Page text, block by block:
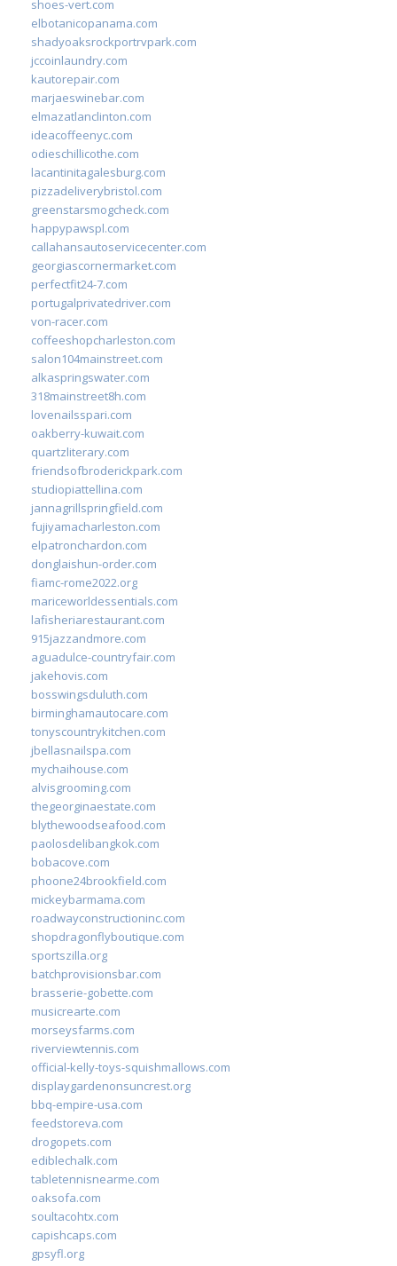
shoes-vert.com
elbotanicopanama.com
shadyoaksrockportrvpark.com
jccoinlaundry.com
kautorepair.com
marjaeswinebar.com
elmazatlanclinton.com
ideacoffeenyc.com
odieschillicothe.com
lacantinitagalesburg.com
pizzadeliverybristol.com
greenstarsmogcheck.com
happypawspl.com
callahansautoservicecenter.com
georgiascornermarket.com
perfectfit24-7.com
portugalprivatedriver.com
von-racer.com
coffeeshopcharleston.com
salon104mainstreet.com
alkaspringswater.com
318mainstreet8h.com
lovenailsspari.com
oakberry-kuwait.com
quartzliterary.com
friendsofbroderickpark.com
studiopiattellina.com
jannagrillspringfield.com
fujiyamacharleston.com
elpatronchardon.com
donglaishun-order.com
fiamc-rome2022.org
mariceworldessentials.com
lafisheriarestaurant.com
915jazzandmore.com
aguadulce-countryfair.com
jakehovis.com
bosswingsduluth.com
birminghamautocare.com
tonyscountrykitchen.com
jbellasnailspa.com
mychaihouse.com
alvisgrooming.com
thegeorginaestate.com
blythewoodseafood.com
paolosdelibangkok.com
bobacove.com
phoone24brookfield.com
mickeybarmama.com
roadwayconstructioninc.com
shopdragonflyboutique.com
sportszilla.org
batchprovisionsbar.com
brasserie-gobette.com
musicrearte.com
morseysfarms.com
riverviewtennis.com
official-kelly-toys-squishmallows.com
displaygardenonsuncrest.org
bbq-empire-usa.com
feedstoreva.com
drogopets.com
ediblechalk.com
tabletennisnearme.com
oaksofa.com
soultacohtx.com
capishcaps.com
gpsyfl.org